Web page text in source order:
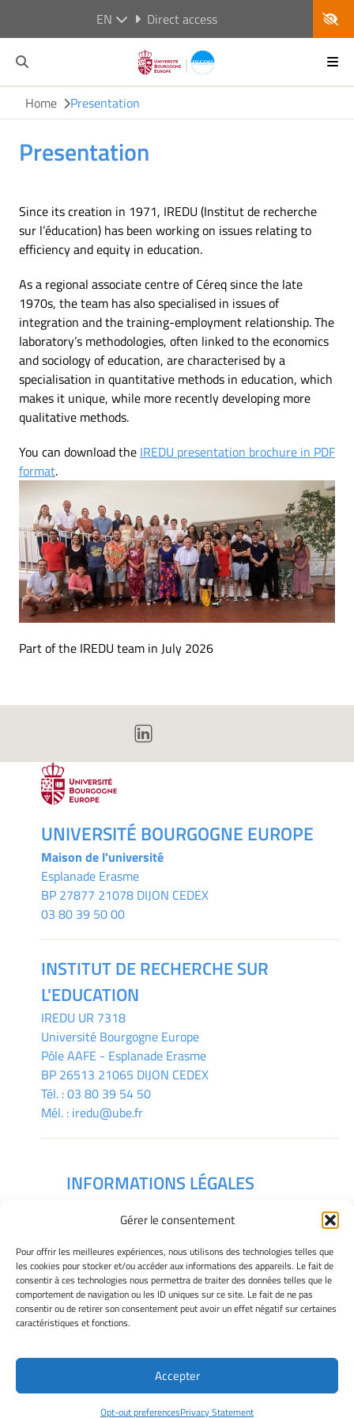
Gérer le consentement
Pour offrir les meilleures expériences, nous utilisons des technologies telles que
les cookies pour stocker et/ou accéder aux informations des appareils. Le fait de
consentir à ces technologies nous permettra de traiter des données telles que le
comportement de navigation ou les ID uniques sur ce site. Le fait de ne pas
consentir ou de retirer son consentement peut avoir un effet négatif sur certaines
caractéristiques et fonctions.
Accepter
Opt-out preferencesPrivacy Statement
EN Direct access
Home Presentation
Presentation
Since its creation in 1971, IREDU (Institut de recherche
sur l’éducation) has been working on issues relating to
efficiency and equity in education.
As a regional associate centre of Céreq since the late
1970s, the team has also specialised in issues of
integration and the training-employment relationship. The
laboratory’s methodologies, often linked to the economics
and sociology of education, are characterised by a
specialisation in quantitative methods in education, which
makes it unique, while more recently developing more
qualitative methods.
You can download the IREDU presentation brochure in PDF
format.
Part of the IREDU team in July 2026
UNIVERSITÉ BOURGOGNE EUROPE
Maison de l'université
Esplanade Erasme
BP 27877 21078 DIJON CEDEX
03 80 39 50 00
INSTITUT DE RECHERCHE SUR
L'EDUCATION
IREDU UR 7318
Université Bourgogne Europe
Pôle AAFE - Esplanade Erasme
BP 26513 21065 DIJON CEDEX
Tél. :03 80 39 54 50
Mél. : iredu@ube.fr
INFORMATIONS LÉGALES
Gérer mes cookies
Déclaration de confidentialité
Politique des cookies
Avertissement
Télécharger le plan des campus
Site Officiel - IREDU @ 2026